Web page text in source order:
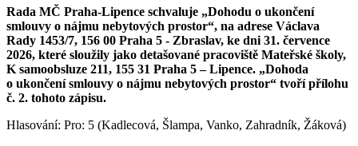
Rada MČ Praha-Lipence schvaluje „Dohodu o ukončení
smlouvy o nájmu nebytových prostor“, na adrese Václava
Rady 1453/7, 156 00 Praha 5 - Zbraslav, ke dni 31. července
2026, které sloužily jako detašované pracoviště Mateřské školy,
K samoobsluze 211, 155 31 Praha 5 – Lipence. „Dohoda
o ukončení smlouvy o nájmu nebytových prostor“ tvoří přílohu
č. 2. tohoto zápisu.
Hlasování: Pro: 5 (Kadlecová, Šlampa, Vanko, Zahradník, Žáková)